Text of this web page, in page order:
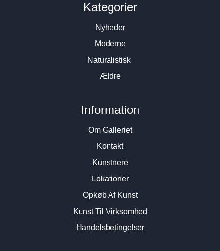
Kategorier
Nyheder
Moderne
Naturalistisk
Ældre
Information
Om Galleriet
Kontakt
Kunstnere
Lokationer
Opkøb Af Kunst
Kunst Til Virksomhed
Handelsbetingelser